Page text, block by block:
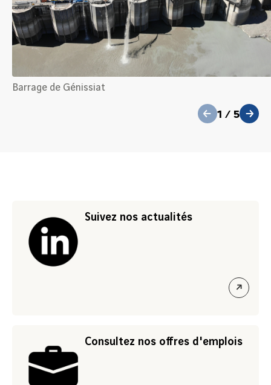
Barrage de Génissiat précédent 1 / 5suivant
Suivez nos actualités
ouvrir
Consultez nos offres d'emplois